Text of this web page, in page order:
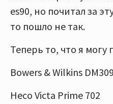
es90, но почитал за
то пошло не так.
Теперь то, что я могу
Bowers & Wilkins DM309
Heco Victa Prime 702